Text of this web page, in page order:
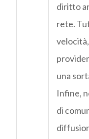
diritto
rete.
una
Infine,
di